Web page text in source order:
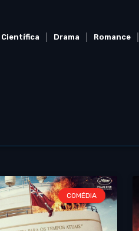
Científica Drama Romance
COMÉDIA